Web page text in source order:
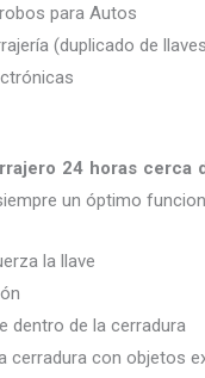
para Autos
(duplicado de
24 horas cerca
un óptimo
la llave
dentro de la cerradura
cerradura con objetos